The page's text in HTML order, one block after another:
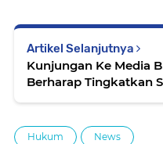
Artikel Selanjutnya
Kunjungan Ke Media
Berharap Tingkatkan
Hukum News